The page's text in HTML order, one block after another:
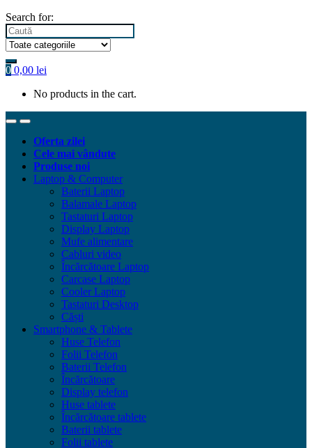
Search for:
0 0,00 lei
No products in the cart.
Oferta zilei
Cele mai vândute
Produse noi
Laptop & Computer
Baterii Laptop
Balamale Laptop
Tastaturi Laptop
Display Laptop
Mufe alimentare
Cabluri video
Încărcătoare Laptop
Carcase Laptop
Cooler Laptop
Tastaturi Desktop
Căști
Smartphone & Tablete
Huse Telefon
Folii Telefon
Baterii Telefon
Încărcătoare
Display telefon
Huse tablete
Încărcătoare tablete
Baterii tablete
Folii tablete